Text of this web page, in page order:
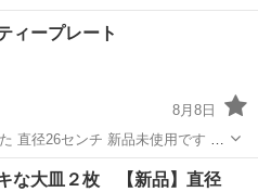
ィープレート
8月8日
箱
方に譲ります
食器 LAWSON
な大皿２枚 【新品】直径